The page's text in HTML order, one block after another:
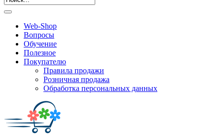
Web-Shop
Вопросы
Обучение
Полезное
Покупателю
Правила продажи
Розничная продажа
Обработка персональных данных